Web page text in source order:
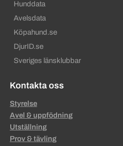
Hunddata
Avelsdata
Köpahund.se
DjurID.se
Sveriges länsklubbar
Kontakta oss
Styrelse
Avel & uppfödning
Utställning
Prov & tävling